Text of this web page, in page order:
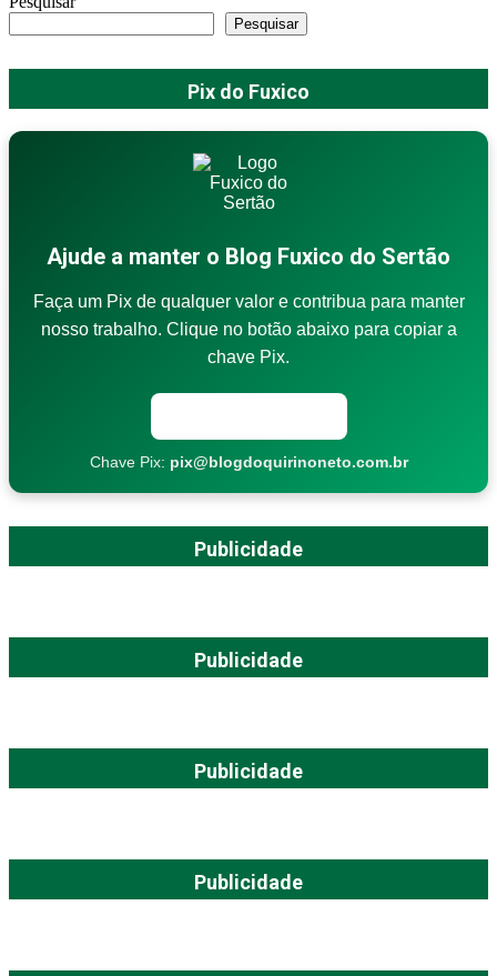
Pesquisar
Pix do Fuxico
Ajude a manter o Blog Fuxico do Sertão
Faça um Pix de qualquer valor e contribua para manter
nosso trabalho. Clique no botão abaixo para copiar a
chave Pix.
Chave Pix: pix@blogdoquirinoneto.com.br
Publicidade
Publicidade
Publicidade
Publicidade